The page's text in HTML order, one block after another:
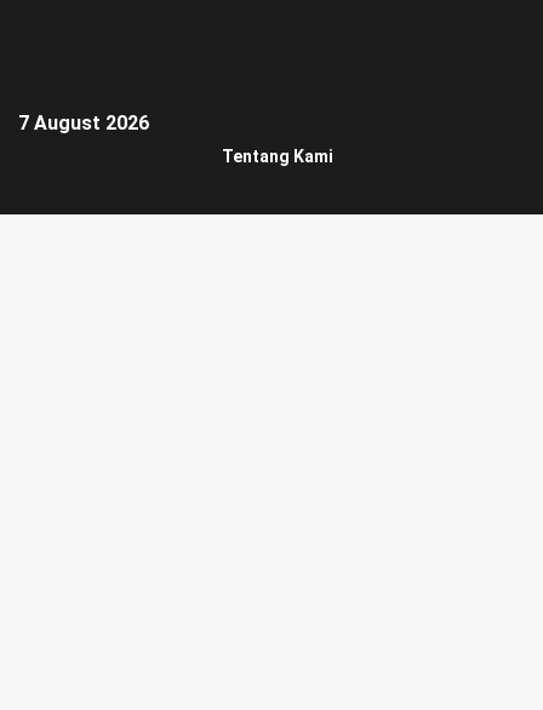
7 August 2026
Tentang Kami